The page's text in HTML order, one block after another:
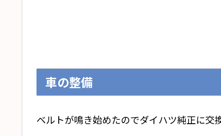
車の整備
ベルトが鳴き始めたのでダイハツ純正に交